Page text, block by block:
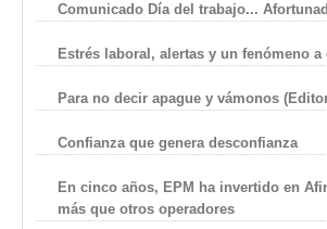
Comunicado Día del trabajo...
Estrés laboral, alertas y un fenómeno a
Para no decir apague y vámonos
Confianza que genera desconfianza
En cinco años, EPM ha invertido en
más que otros operadores